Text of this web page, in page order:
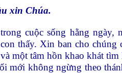
xin Chúa.
cuộc sống hằng ngày,
thấy. Xin ban cho
một tâm hồn khao khát
mới không ngừng theo